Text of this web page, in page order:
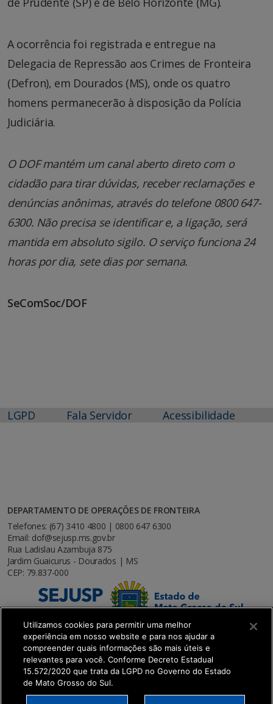
A ocorrência foi registrada e entregue na
Delegacia de Repressão aos Crimes de Fronteira
(Defron), em Dourados (MS), onde os quatro
homens permanecerão à disposição da Polícia
Judiciária.
O DOF mantém um canal aberto direto com o
cidadão para tirar dúvidas, receber reclamações e
denúncias anônimas, através do telefone 0800 647-
6300. Não precisa se identificar e, a ligação, será
mantida em absoluto sigilo. O serviço funciona 24
horas por dia, sete dias por semana.
SeComSoc/DOF
LGPD Fala Servidor Acessibilidade
DEPARTAMENTO DE OPERAÇÕES DE FRONTEIRA
Telefones: (67) 3410 4800 | 0800 647 6300
Email: dof@sejusp.ms.gov.br
Rua Ladislau Azambuja 875
Jardim Guaicurus - Dourados | MS
CEP: 79.837-000
SETDIG | Secretaria-Executiva de Transformação
Utilizamos cookies para permitir uma melhor
experiência em nosso website e para nos ajudar a
compreender quais informações são mais úteis e
relevantes para você. Conforme Decreto Estadual
15.572/2020 que trata da LGPD no Governo do Estado
de Mato Grosso do Sul.